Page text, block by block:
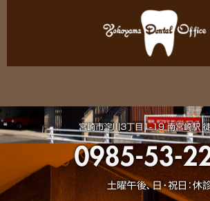
information
医院紹介
診療案内